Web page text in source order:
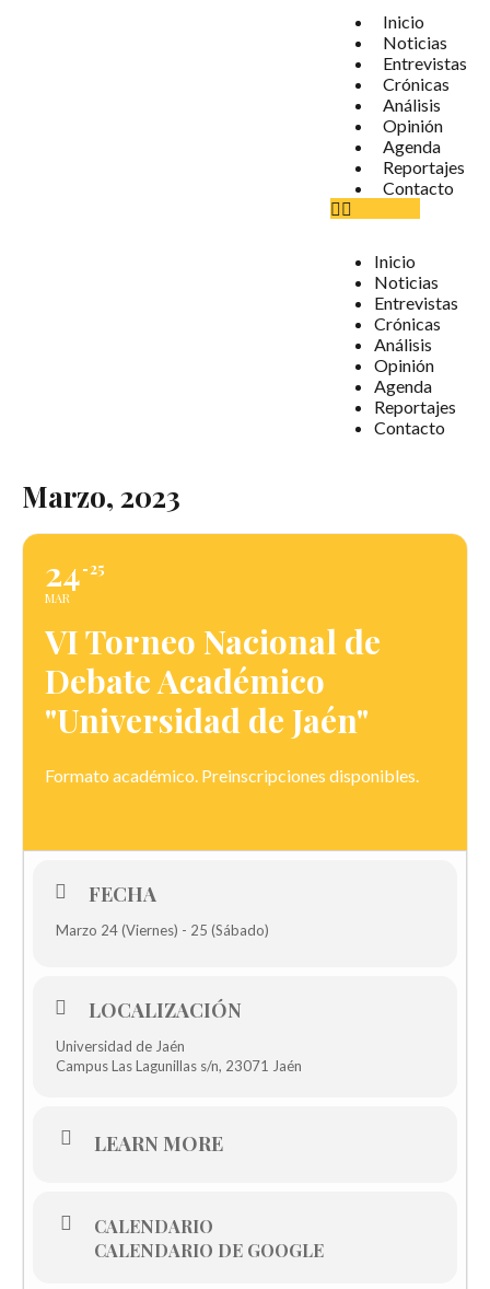
Inicio
Noticias
Entrevistas
Crónicas
Análisis
Opinión
Agenda
Reportajes
Contacto
Inicio
Noticias
Entrevistas
Crónicas
Análisis
Opinión
Agenda
Reportajes
Contacto
Marzo, 2023
24
MAR
25
VI Torneo Nacional de
Debate Académico
"Universidad de Jaén"
Formato académico. Preinscripciones disponibles.
FECHA
Marzo 24 (Viernes) - 25 (Sábado)
LOCALIZACIÓN
Universidad de Jaén
Campus Las Lagunillas s/n, 23071 Jaén
LEARN MORE
CALENDARIO
CALENDARIO DE GOOGLE